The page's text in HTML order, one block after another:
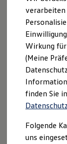
Auf-
Groß-
Wirkung
(Meine
finden Sie
Folgende
uns